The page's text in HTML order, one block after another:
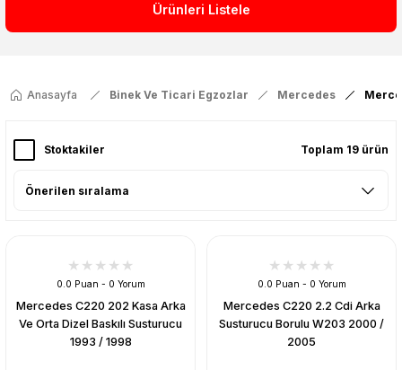
Ürünleri Listele
Anasayfa Binek Ve Ticari Egzozlar Mercedes
Stoktakiler Toplam 19 ürün
0.0 Puan - 0 Yorum
Mercedes C220 202 Kasa Arka
Ve Orta Dizel Baskılı Susturucu
1993 / 1998
0.0 Puan - 0 Yorum
Mercedes C220 2.2 Cdi Arka
Susturucu Borulu W203 2000 /
2005